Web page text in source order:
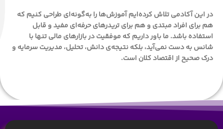
در این آکادمی تلاش کرده‌ایم آموزش‌ها را به‌گونه‌ای طراحی کنیم که
هم برای افراد مبتدی و هم برایتریدرهای حرفه‌ای مفید و قابل
استفاده باشد. ما باور داریم که موفقیت در بازارهای مالی تنها با
شانس به دست نمی‌آید، بلکه نتیجه‌یدانش، تحلیل، مدیریت سرمایه و
درک صحیح از اقتصاد کلان است.